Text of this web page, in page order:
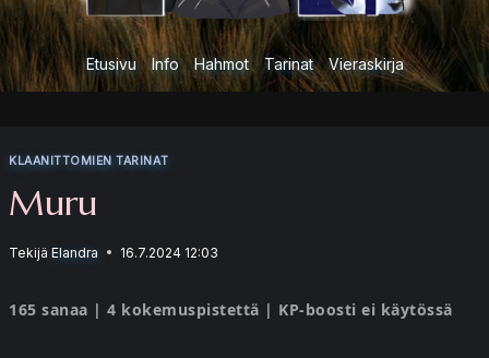
Etusivu Info Hahmot Tarinat Vieraskirja
KLAANITTOMIEN TARINAT
Muru
Tekijä Elandra 16.7.2024 12:03
165 sanaa | 4 kokemuspistettä | KP-boosti ei käytössä